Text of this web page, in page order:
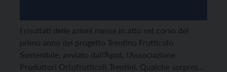
I risultati delle azioni messe in atto nel corso del
primo anno del progetto Trentino Frutticolo
Sostenibile, avviato dall’Apot, l’Associazione
Produttori Ortofrutticoli Trentini. Qualche sorpresa